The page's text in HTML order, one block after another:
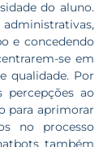
do aluno.
e concedendo
se em
qualidade. Por
ao
para aprimorar
no processo
também